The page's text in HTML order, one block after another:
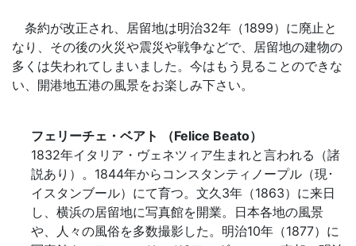
条約が改正され、居留地は明治32年（1899）に廃止と
なり、その後の火災や震災や戦争などで、居留地の建物の
多くは失われてしまいました。今はもう見ることのできな
い、開港地五港の風景をお楽しみ下さい。
フェリーチェ・ベアト （Felice Beato）
1832年イタリア・ヴェネツィア生まれと言われる（諸
説あり）。1844年からコンスタンティノープル（現･
イスタンブール）にて育つ。文久3年（1863）に来日
し、横浜の居留地に写真館を開業。日本各地の風景
や、人々の風俗を多数撮影した。明治10年（1877）に